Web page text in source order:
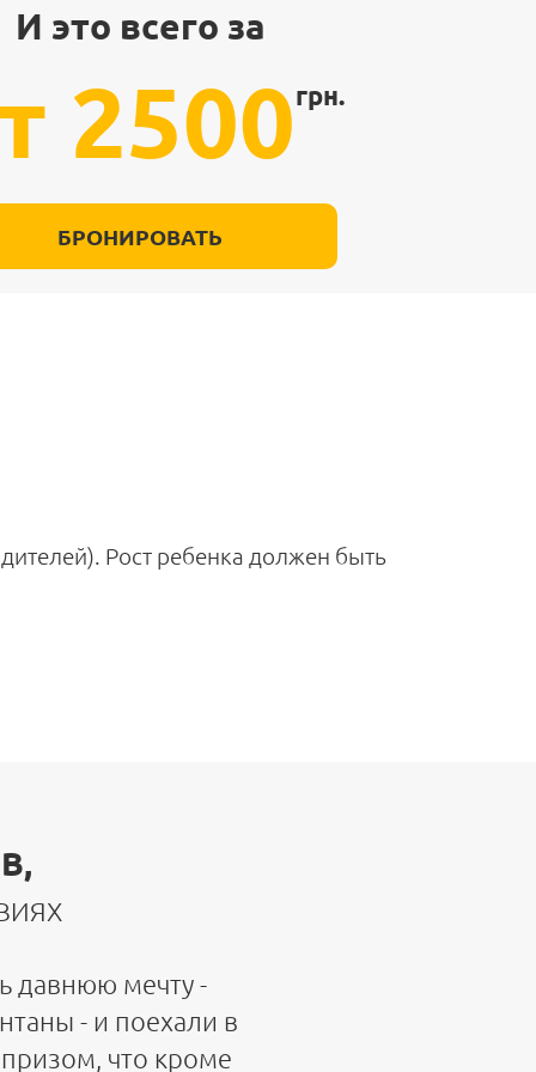
И это всего за
2500грн.
Рост ребенка должен быть
давнюю мечту -
- и поехали в
что кроме